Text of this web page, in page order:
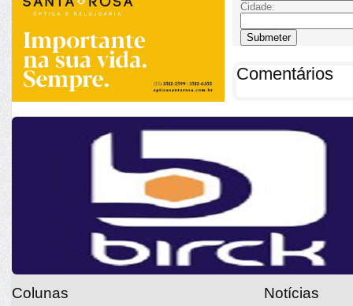
Cidade:
Comentários
Colunas Notícias